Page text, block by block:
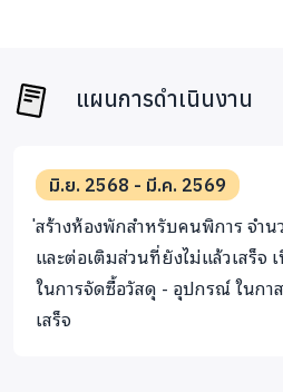
แผนการดำเนินงาน
มิ.ย. 2568 - มี.ค. 2569
สร้างห้องพักสำหรับคนพิการ จำ
และต่อเติมส่วนที่ยังไม่แล้วเสร็จ
ในการจัดซื้อวัสดุ - อุปกรณ์ ในกา
เสร็จ